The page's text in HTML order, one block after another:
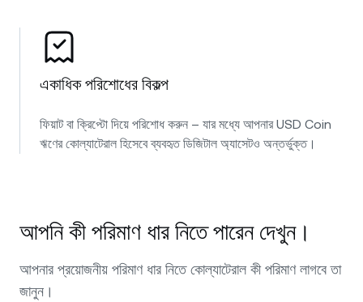
একাধিক পরিশোধের বিকল্প
ফিয়াট বা ক্রিপ্টো দিয়ে পরিশোধ করুন – যার মধ্যে আপনার USD Coin
ঋণের কোল্যাটেরাল হিসেবে ব্যবহৃত ডিজিটাল অ্যাসেটও অন্তর্ভুক্ত।
আপনি কী পরিমাণ ধার নিতে পারেন দেখুন।
আপনার প্রয়োজনীয় পরিমাণ ধার নিতে কোল্যাটেরাল কী পরিমাণ লাগবে তা
জানুন।